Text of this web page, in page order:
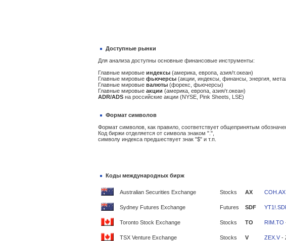
Доступные рынки
Для анализа доступны основные финансовые инструменты:
Главные мировые индексы (америка, европа, азия/т.океан)
Главные мировые фьючерсы (акции, индексы, финансы, энергия,
Главные мировые валюты (форекс, фьючерсы)
Главные мировые акции (америка, европа, азия/т.океан)
ADR/ADS на российские акции (NYSE, Pink Sheets, LSE)
Формат символов
Формат символов, как правило, соответствует общепринятым
Код биржи отделяется от символа знаком ".",
символу индекса предшествует знак "$" и т.п.
Коды международных бирж
Australian Securities Exchange Stocks AX COH.AX
Sydney Futures Exchange Futures SDF
Toronto Stock Exchange Stocks TO RIM.TO
TSX Venture Exchange Stocks V ZEX.V -